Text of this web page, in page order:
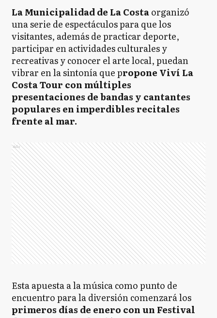
La Municipalidad de La Costaorganizó
una serie de espectáculos para que los
visitantes, además de practicar deporte,
participar en actividades culturales y
recreativas y conocer el arte local, puedan
vibrar en la sintonía que propone Viví La
Costa Tour con múltiples
presentaciones de bandas y cantantes
populares en imperdibles recitales
frente al mar.
Ads
Esta apuesta a la música como punto de
encuentro para la diversión comenzará los
primeros días de enero con un Festival